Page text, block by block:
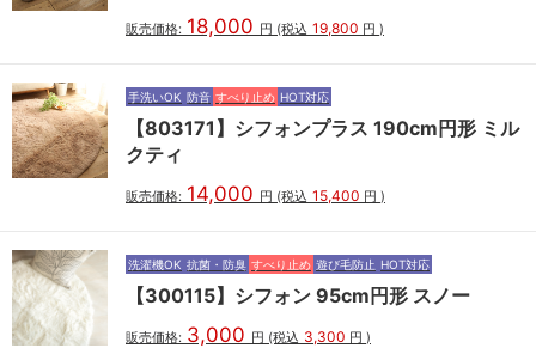
販売価格: 18,000 円 (税込 19,800 円 )
手洗いOK 防音 すべり止め HOT対応
【803171】シフォンプラス 190cm円形 ミル
クティ
販売価格: 14,000 円 (税込 15,400 円 )
洗濯機OK 抗菌・防臭 すべり止め 遊び毛防止 HOT対応
【300115】シフォン 95cm円形 スノー
販売価格: 3,000 円 (税込 3,300 円 )